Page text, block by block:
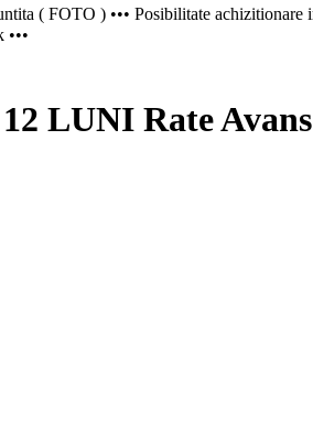
( FOTO ) ••• Posibilitate achizitionare
•••
LUNI Rate